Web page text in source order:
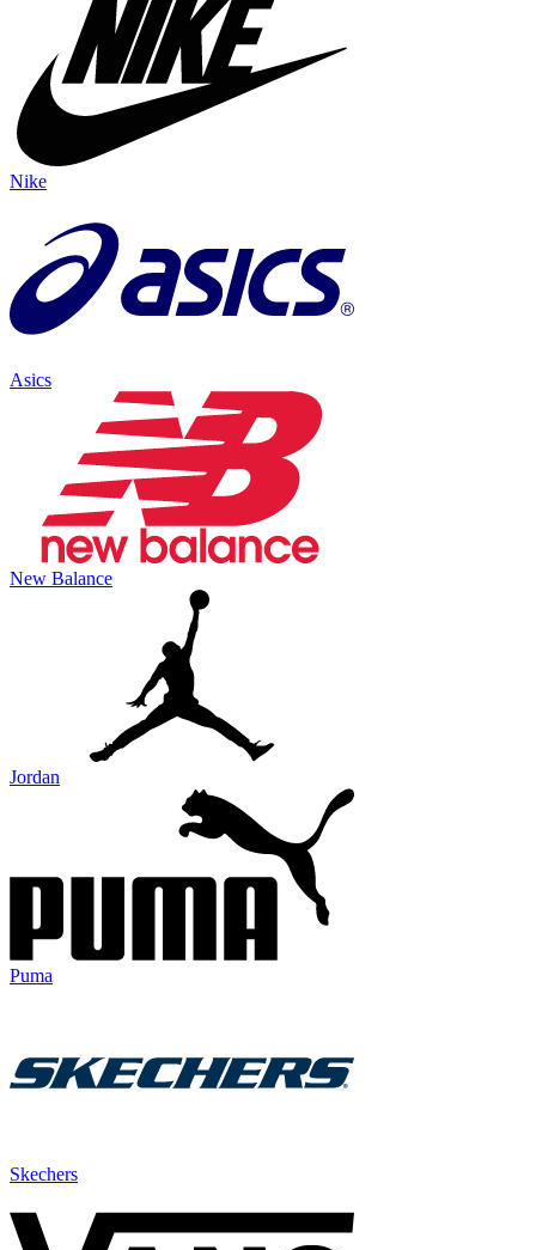
Nike
Asics
New Balance
Jordan
Puma
Skechers